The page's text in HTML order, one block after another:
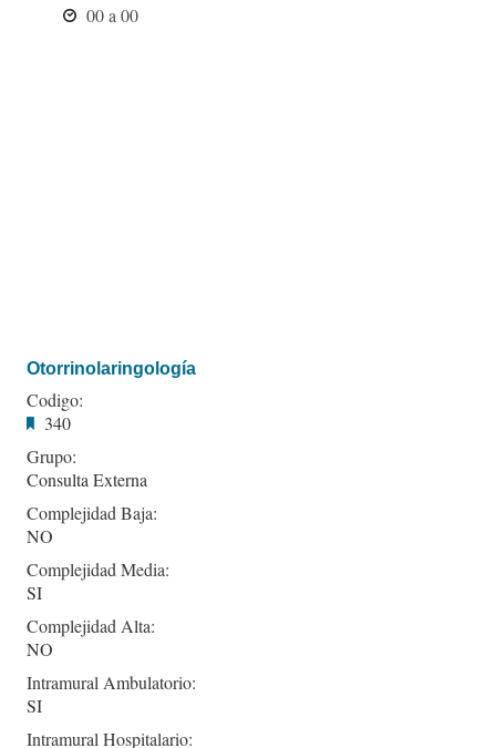
00 a 00
Otorrinolaringología
Codigo:
340
Grupo:
Consulta Externa
Complejidad Baja:
NO
Complejidad Media:
SI
Complejidad Alta:
NO
Intramural Ambulatorio:
SI
Intramural Hospitalario: